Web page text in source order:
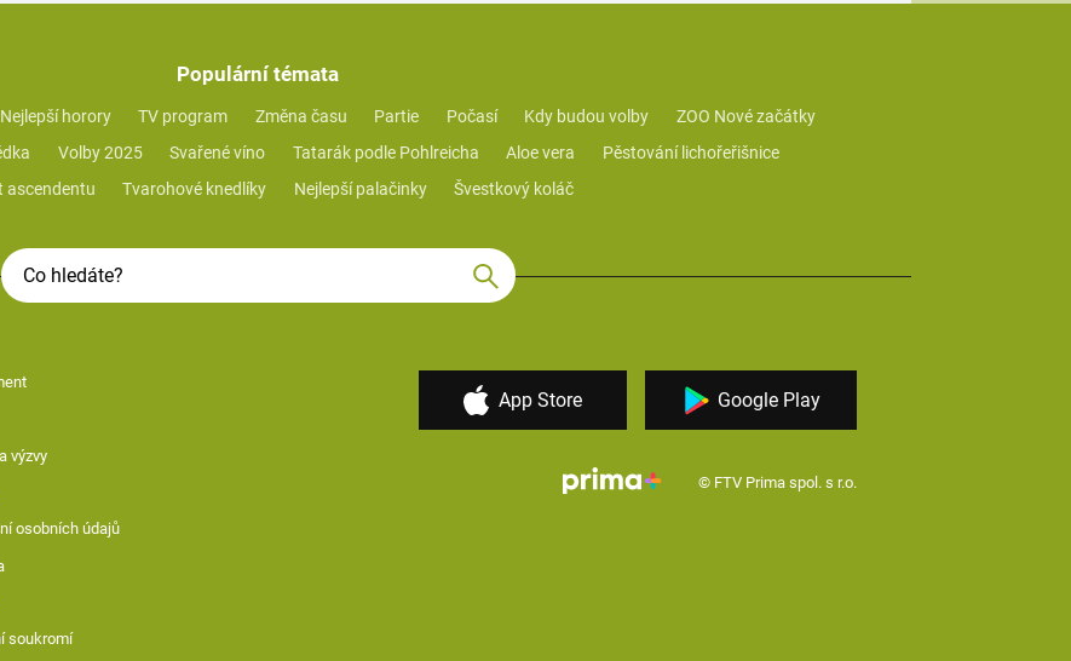
Populární témata
Nejlepší horory TV program Změna času Partie Počasí Kdy budou volby
ZOO Nové začátky
Volby 2025 Svařené víno Tatarák podle Pohlreicha Aloe vera
Pěstování lichořeřišnice
ascendentu
Tvarohové knedlíky Nejlepší palačinky Švestkový koláč
výzvy
osobních údajů
soukromí
App Store Google Play
© FTV Prima spol. s r.o.